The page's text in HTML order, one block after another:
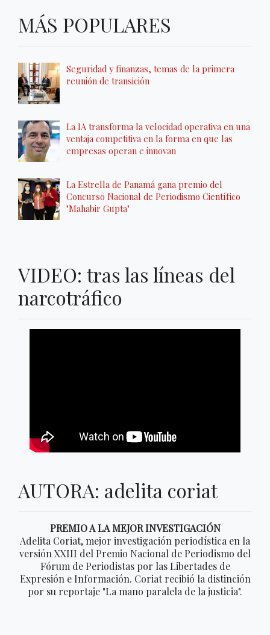
MÁS POPULARES
Seguridad y finanzas, temas de la primera
reunión de transición
La IA transforma la velocidad operativa en una
ventaja competitiva en la forma en que las
empresas operan e innovan
La Estrella de Panamá gana premio del
Concurso Nacional de Periodismo Científico
"Mahabir Gupta"
VIDEO: tras las líneas del
narcotráfico
AUTORA: adelita coriat
PREMIO A LA MEJOR INVESTIGACIÓN
Adelita Coriat, mejor investigación periodística en la
versión XXIII del Premio Nacional de Periodismo del
Fórum de Periodistas por las Libertades de
Expresión e Información. Coriat recibió la distinción
por su reportaje "La mano paralela de la justicia".